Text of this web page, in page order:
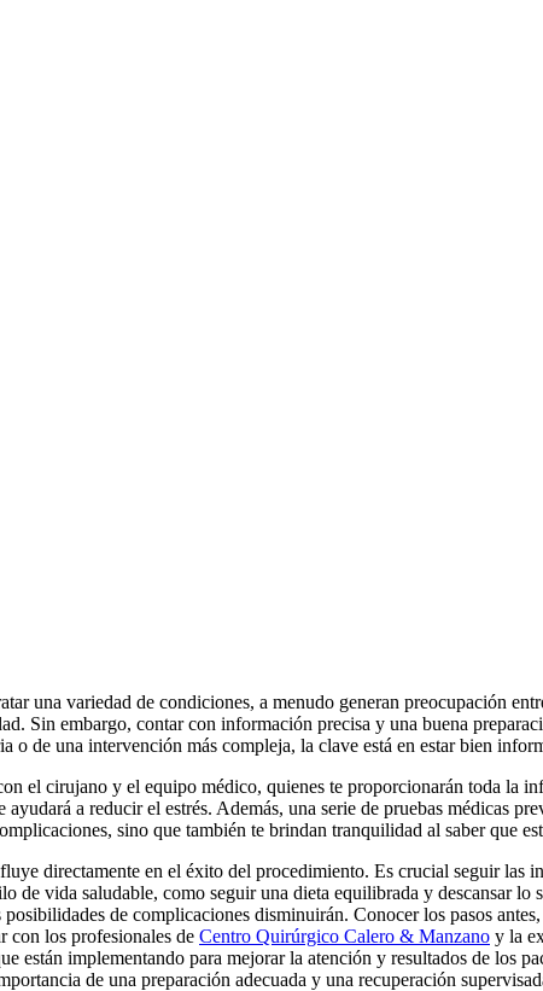
una variedad de condiciones, a menudo generan preocupación
Sin embargo, contar con información precisa y una buena
o de una intervención más compleja, la clave está en estar bien
el cirujano y el equipo médico, quienes te proporcionarán toda la
a reducir el estrés. Además, una serie de pruebas médicas
sino que también te brindan tranquilidad al saber que
directamente en el éxito del procedimiento. Es crucial seguir las
de vida saludable, como seguir una dieta equilibrada y descansar
de complicaciones disminuirán. Conocer los pasos
con los profesionales de Centro Quirúrgico Calero & Manzano y la
están implementando para mejorar la atención y resultados de los
de una preparación adecuada y una recuperación